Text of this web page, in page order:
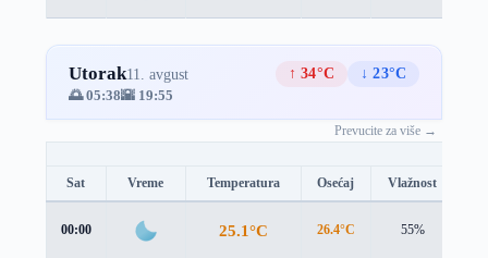
Utorak11. avgust ↑ 34°C
↓ 23°C
🌅 05:38🌇 19:55
Prevucite za više →
Sat Vreme Temperatura Osećaj Vlažnost
00:00 25.1°C 26.4°C 55%